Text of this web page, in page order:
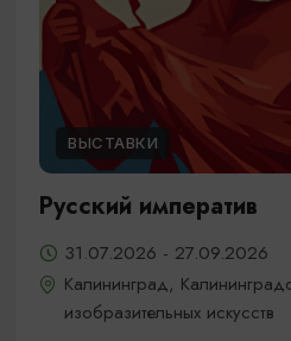
ВЫСТАВКИ
Русский императив
31.07.2026 - 27.09.2026
Калининград,
изобразительных искусств